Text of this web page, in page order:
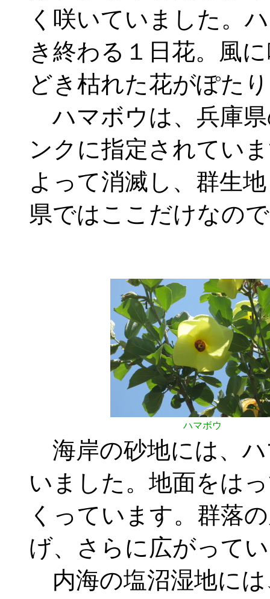
く咲いていました。
き終わる１日花。風
どき枯れた花がぽた
ハマボウは、兵庫
ンクに指定されてい
よって消滅し、群生
県ではここだけなの
ハマボウ
海岸の砂地には、
いました。地面をは
くっています。群落
げ、さらに広がって
内海の塩沼湿地に